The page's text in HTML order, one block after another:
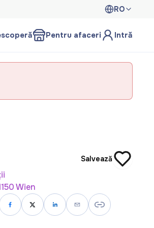
RO
Pentru afaceri Intră
Salvează
Wien